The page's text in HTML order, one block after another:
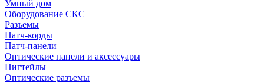
Умный дом
Оборудование СКС
Разъемы
Патч-корды
Патч-панели
Оптические панели и аксессуары
Пигтейлы
Оптические разъемы